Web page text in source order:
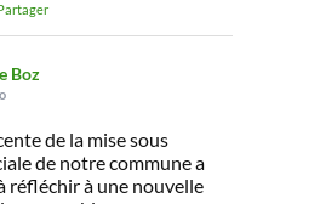
Boz
de la mise sous
de notre commune a
réfléchir à une nouvelle